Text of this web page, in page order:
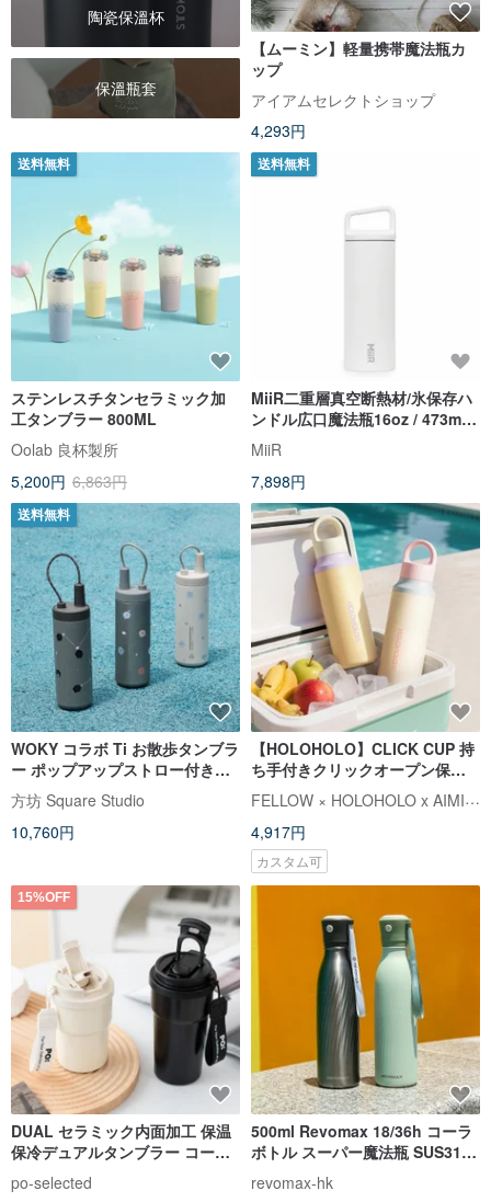
陶瓷保溫杯
保溫瓶套
【ムーミン】軽量携帯魔法瓶カ
ップ
アイアムセレクトショップ
4,293円
送料無料
ステンレスチタンセラミック加
工タンブラー 800ML
Oolab 良杯製所
5,200円 6,863円
送料無料
MiiR二重層真空断熱材/氷保存ハ
ンドル広口魔法瓶16oz / 473ml
ファッションホワイト
MiiR
7,898円
送料無料
WOKY コラボ Ti お散歩タンブラ
ー ポップアップストロー付き
480ml 750ml 保温ボトル
方坊 Square Studio
10,760円
【HOLOHOLO】CLICK CUP 持
ち手付きクリックオープン保温
保冷ボトル ( 600ml / 5色 )
FELLOW × HOLOHOLO x AIMIA (エイミア)
4,917円
カスタム可
15%OFF
DUAL セラミック内面加工 保温
保冷デュアルタンブラー コーヒ
ーカップ ティーカップ 漏れ防止
デザイン
po-selected
500ml Revomax 18/36h コーラ
ボトル スーパー魔法瓶 SUS316
ステンレス 特許デザイン
revomax-hk